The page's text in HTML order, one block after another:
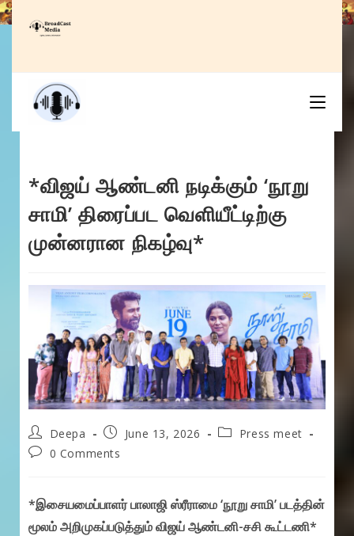
Skip
to
*விஜய் ஆண்டனி நடிக்கும் ‘நூறு
சாமி’ திரைப்பட வெளியீட்டிற்கு
முன்னரான நிகழ்வு*
Post
author:
Deepa
Post
published:
June 13, 2026
PostPress meet
Post0 Comments
*இசையமைப்பாளர் பாலாஜி ஸ்ரீராமை ‘நூறு சாமி’ படத்தின்
மூலம் அறிமுகப்படுத்தும் விஜய் ஆண்டனி-சசி கூட்டணி*